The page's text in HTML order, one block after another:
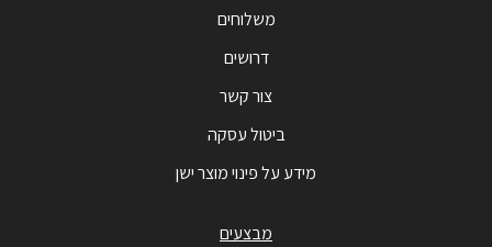
משלוחים
דרושים
צור קשר
ביטול עסקה
מידע על פינוי מוצר ישן
מבצעים